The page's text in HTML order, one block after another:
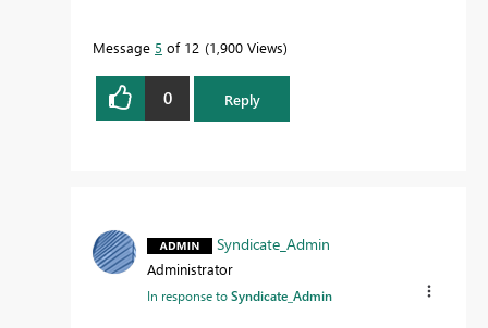
Message 5 of 12 1,900 Views
0 Reply
Syndicate_Admin
Administrator
In response toSyndicate_Admin